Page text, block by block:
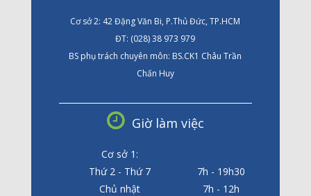
Cơ sở 2: 42 Đặng Văn Bi, P.Thủ Đức, TP.HCM
ĐT: (028) 38 973 979
BS phụ trách chuyên môn: BS.CK1 Châu Trần
Chấn Huy
Giờ làm việc
Cơ sở 1:
Thứ 2 - Thứ 7
7h - 19h30
Chủ nhật
7h - 12h